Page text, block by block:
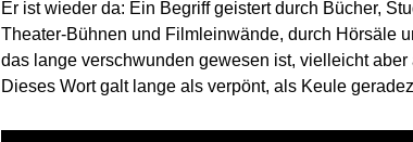
Er ist wieder da: Ein Begriff geistert durch Bücher,
Theater-Bühnen und Filmleinwände, durch Hörsäle
das lange verschwunden gewesen ist, vielleicht aber
Dieses Wort galt lange als verpönt, als Keule